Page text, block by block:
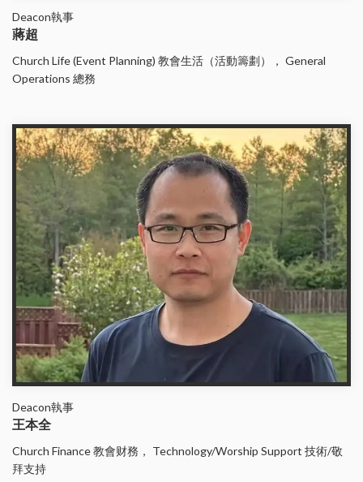
Deacon執事
蔣超
Church Life (Event Planning) 教會生活（活動籌劃）， General
Operations 總務
Deacon執事
王本全
Church Finance 教會财務， Technology/Worship Support 技術/敬
拜支持